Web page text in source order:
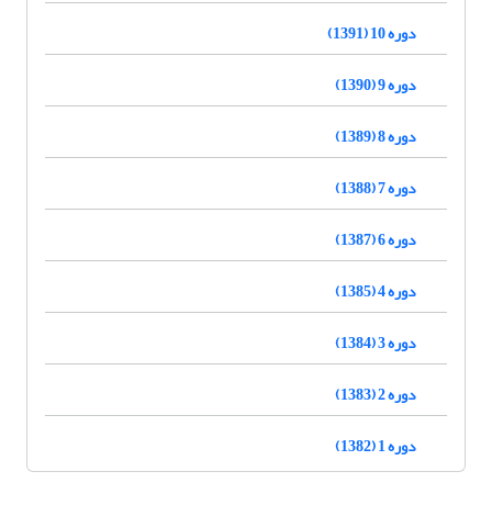
دوره 10 (1391)
دوره 9 (1390)
دوره 8 (1389)
دوره 7 (1388)
دوره 6 (1387)
دوره 4 (1385)
دوره 3 (1384)
دوره 2 (1383)
دوره 1 (1382)